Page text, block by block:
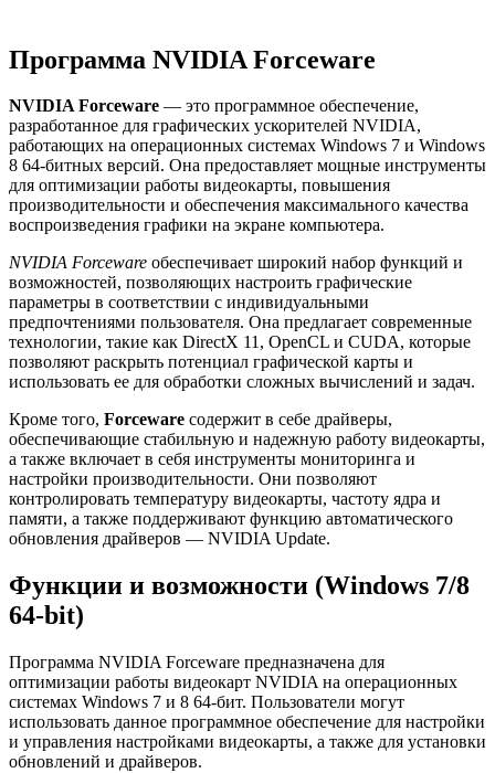
Программа NVIDIA Forceware
NVIDIA Forceware — это программное обеспечение,
разработанное для графических ускорителей NVIDIA,
работающих на операционных системах Windows 7 и Windows
8 64-битных версий. Она предоставляет мощные инструменты
для оптимизации работы видеокарты, повышения
производительности и обеспечения максимального качества
воспроизведения графики на экране компьютера.
NVIDIA Forceware обеспечивает широкий набор функций и
возможностей, позволяющих настроить графические
параметры в соответствии с индивидуальными
предпочтениями пользователя. Она предлагает современные
технологии, такие как DirectX 11, OpenCL и CUDA, которые
позволяют раскрыть потенциал графической карты и
использовать ее для обработки сложных вычислений и задач.
Кроме того, Forceware содержит в себе драйверы,
обеспечивающие стабильную и надежную работу видеокарты,
а также включает в себя инструменты мониторинга и
настройки производительности. Они позволяют
контролировать температуру видеокарты, частоту ядра и
памяти, а также поддерживают функцию автоматического
обновления драйверов — NVIDIA Update.
Функции и возможности (Windows 7/8
64-bit)
Программа NVIDIA Forceware предназначена для
оптимизации работы видеокарт NVIDIA на операционных
системах Windows 7 и 8 64-бит. Пользователи могут
использовать данное программное обеспечение для настройки
и управления настройками видеокарты, а также для установки
обновлений и драйверов.